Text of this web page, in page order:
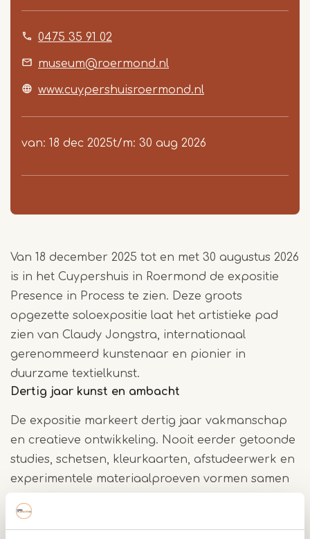
0475 35 91 02
museum@roermond.nl
www.cuypershuisroermond.nl
van 18 dec 2025t/m 30 aug 2026
Van 18 december 2025 tot en met 30 augustus 2026
is in het Cuypershuis in Roermond de expositie
Presence in Process te zien. Deze groots
opgezette soloexpositie laat het artistieke pad
zien van Claudy Jongstra, internationaal
gerenommeerd kunstenaar en pionier in
duurzame textielkunst.
Dertig jaar kunst en ambacht
De expositie markeert dertig jaar vakmanschap
en creatieve ontwikkeling. Nooit eerder getoonde
studies, schetsen, kleurkaarten, afstudeerwerk en
experimentele materiaalproeven vormen samen
veelzijdig overzicht van Jongstra’s oeuvre. Zo is